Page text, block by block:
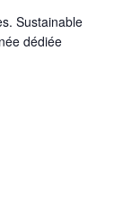
Sustainable
dédiée